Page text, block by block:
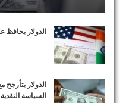
الدولار يحافظ
الدولار
السياسة النقدية